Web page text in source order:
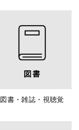
図書・雑誌・視聴覚